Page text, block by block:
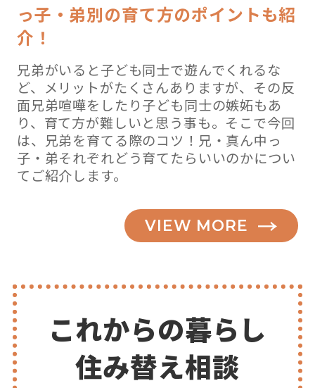
っ子・弟別の育て方のポイントも紹
介！
兄弟がいると子ども同士で遊んでくれるな
ど、メリットがたくさんありますが、その反
面兄弟喧嘩をしたり子ども同士の嫉妬もあ
り、育て方が難しいと思う事も。そこで今回
は、兄弟を育てる際のコツ！兄・真ん中っ
子・弟それぞれどう育てたらいいのかについ
てご紹介します。
VIEW MORE
これからの暮らし
住み替え相談